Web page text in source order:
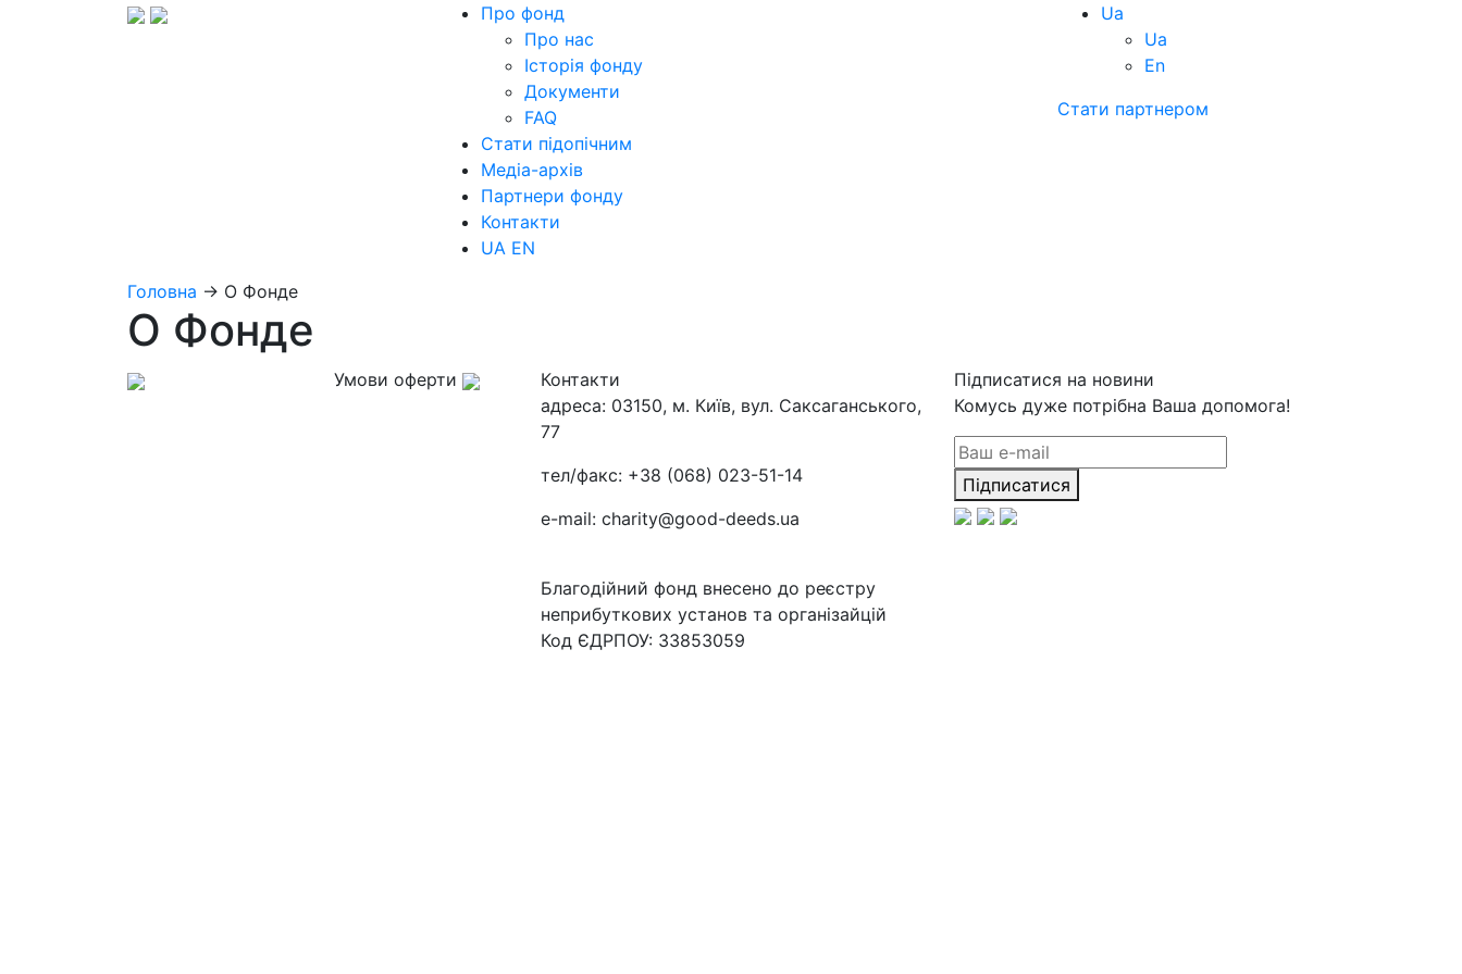
Про фонд
Про нас
Історія фонду
Документи
FAQ
Стати підопічним
Медіа-архів
Партнери фонду
Контакти
UA EN
Ua
Ua
En
Стати партнером
Головна → О Фонде
О Фонде
Умови оферти
Контакти
адреса: 03150, м. Київ, вул. Саксаганського,
77
тел/факс: +38 (068) 023-51-14
e-mail: charity@good-deeds.ua
Благодійний фонд внесено до реєстру
неприбуткових установ та організайцій
Код ЄДРПОУ: 33853059
Підписатися на новини
Комусь дуже потрібна Ваша допомога!
Підписатися